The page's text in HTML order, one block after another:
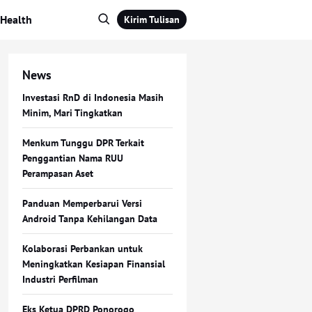
Health Kirim Tulisan
News
Investasi RnD di Indonesia Masih
Minim, Mari Tingkatkan
Menkum Tunggu DPR Terkait
Penggantian Nama RUU
Perampasan Aset
Panduan Memperbarui Versi
Android Tanpa Kehilangan Data
Kolaborasi Perbankan untuk
Meningkatkan Kesiapan Finansial
Industri Perfilman
Eks Ketua DPRD Ponorogo